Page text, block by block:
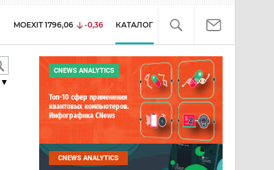
MOEXIT 1796,06 -0,36 КАТАЛОГ
▼
CNEWS ANALYTICS
Топ-10 сфер применения
квантовых компьютеров.
Инфографика CNews
CNEWS ANALYTICS